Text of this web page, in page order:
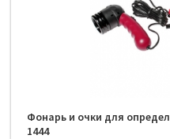
Фонарь и очки для
1444